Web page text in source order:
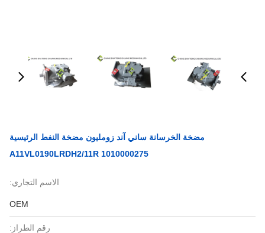
مضخة الخرسانة ساني آند زومليون مضخة النفط الرئيسية
A11VL0190LRDH2/11R 1010000275
الاسم التجاري:
OEM
رقم الطراز: